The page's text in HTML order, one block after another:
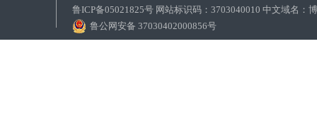
鲁ICP备05021825号 网站标识码：3703040010 中文域名：
鲁公网安备 37030402000856号